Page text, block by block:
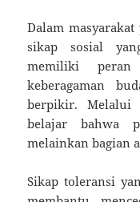
Dalam
sikap sosial
memiliki peran
keberagaman
berpikir. Melalui
belajar bahwa
melainkan bagian
Sikap toleransi